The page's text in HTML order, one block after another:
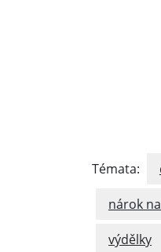
Témata:
nárok
výdělky